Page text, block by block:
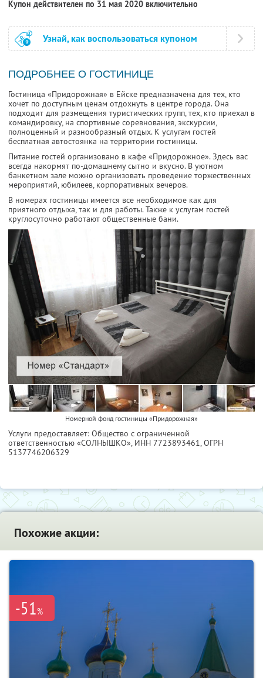
Купон действителен по 31 мая 2020 включительно
Узнай, как воспользоваться купоном
ПОДРОБНЕЕ О ГОСТИНИЦЕ
Гостиница «Придорожная» в Ейске предназначена для тех, кто
хочет по доступным ценам отдохнуть в центре города. Она
подходит для размещения туристических групп, тех, кто приехал в
командировку, на спортивные соревнования, экскурсии,
полноценный и разнообразный отдых. К услугам гостей
бесплатная автостоянка на территории гостиницы.
Питание гостей организовано в кафе «Придорожное». Здесь вас
всегда накормят по-домашнему сытно и вкусно. В уютном
банкетном зале можно организовать проведение торжественных
мероприятий, юбилеев, корпоративных вечеров.
В номерах гостиницы имеется все необходимое как для
приятного отдыха, так и для работы. Также к услугам гостей
круглосуточно работают общественные бани.
Номерной фонд гостиницы «Придорожная»
Услуги предоставляет: Общество с ограниченной
ответственностью «СОЛНЫШКО», ИНН 7723893461, ОГРН
5137746206329
Похожие акции:
-51%